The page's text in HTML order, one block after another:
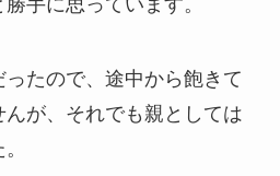
手に思っています。
たので、途中から飽きて
んが、それでも親としては